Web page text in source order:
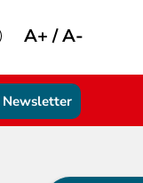
A+/A-
Newsletter